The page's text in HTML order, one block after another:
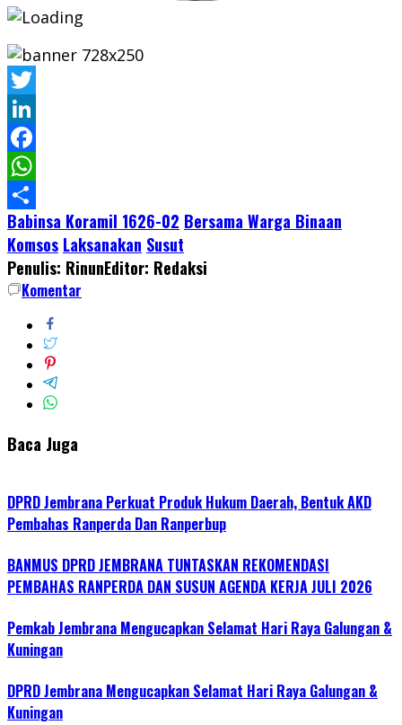
Twitter
LinkedIn
Facebook
WhatsApp
Share
Babinsa Koramil 1626-02 Bersama Warga Binaan
Komsos Laksanakan Susut
Penulis: RinunEditor: Redaksi
Komentar
Baca Juga
DPRD Jembrana Perkuat Produk Hukum Daerah, Bentuk AKD
Pembahas Ranperda Dan Ranperbup
BANMUS DPRD JEMBRANA TUNTASKAN REKOMENDASI
PEMBAHAS RANPERDA DAN SUSUN AGENDA KERJA JULI 2026
Pemkab Jembrana Mengucapkan Selamat Hari Raya Galungan &
Kuningan
DPRD Jembrana Mengucapkan Selamat Hari Raya Galungan &
Kuningan